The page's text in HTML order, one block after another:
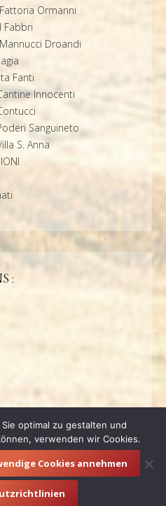
Ormanni
Fabbri
Droandi
Fanti
Innocenti
Sanguineto
S. Anna
:
|Datenschutzerklärung
optimal zu gestalten und
verwenden wir Cookies.
Cookies annehmen